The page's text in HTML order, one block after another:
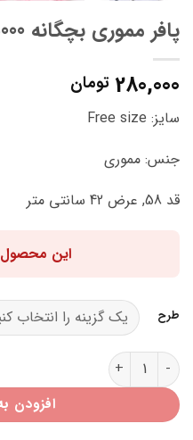
پافر مموری بچگانه I35000
280,000 تومان
سایز: Free size
جنس: مموری
قد 58, عرض 42 سانتی متر
این
طرح
پافر مموری بچگانه I35000 عدد
افزودن